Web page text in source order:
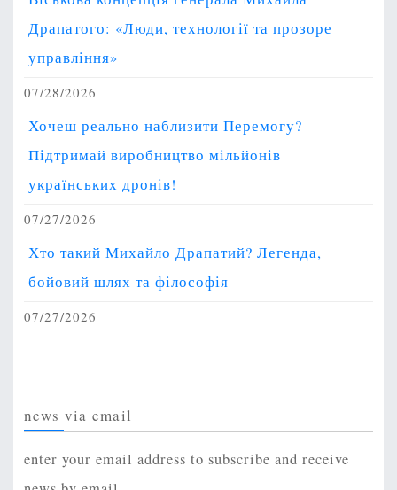
Драпатого: «Люди, технології та прозоре
управління»
07/28/2026
Хочеш реально наблизити Перемогу?
Підтримай виробництво мільйонів
українських дронів!
07/27/2026
Хто такий Михайло Драпатий? Легенда,
бойовий шлях та філософія
07/27/2026
news via email
enter your email address to subscribe and receive